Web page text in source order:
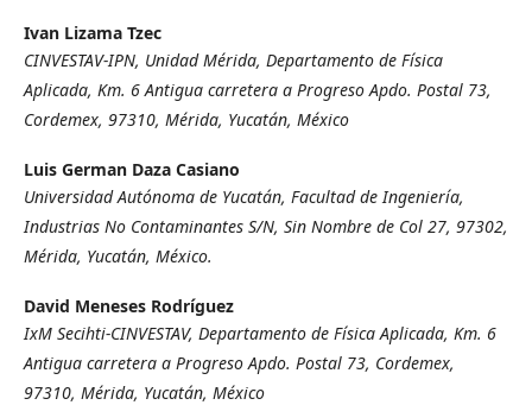
Ivan Lizama Tzec
CINVESTAV-IPN, Unidad Mérida, Departamento de Física
Aplicada, Km. 6 Antigua carretera a Progreso Apdo. Postal 73,
Cordemex, 97310, Mérida, Yucatán, México
Luis German Daza Casiano
Universidad Autónoma de Yucatán, Facultad de Ingeniería,
Industrias No Contaminantes S/N, Sin Nombre de Col 27, 97302,
Mérida, Yucatán, México.
David Meneses Rodríguez
IxM Secihti-CINVESTAV, Departamento de Física Aplicada, Km. 6
Antigua carretera a Progreso Apdo. Postal 73, Cordemex,
97310, Mérida, Yucatán, México